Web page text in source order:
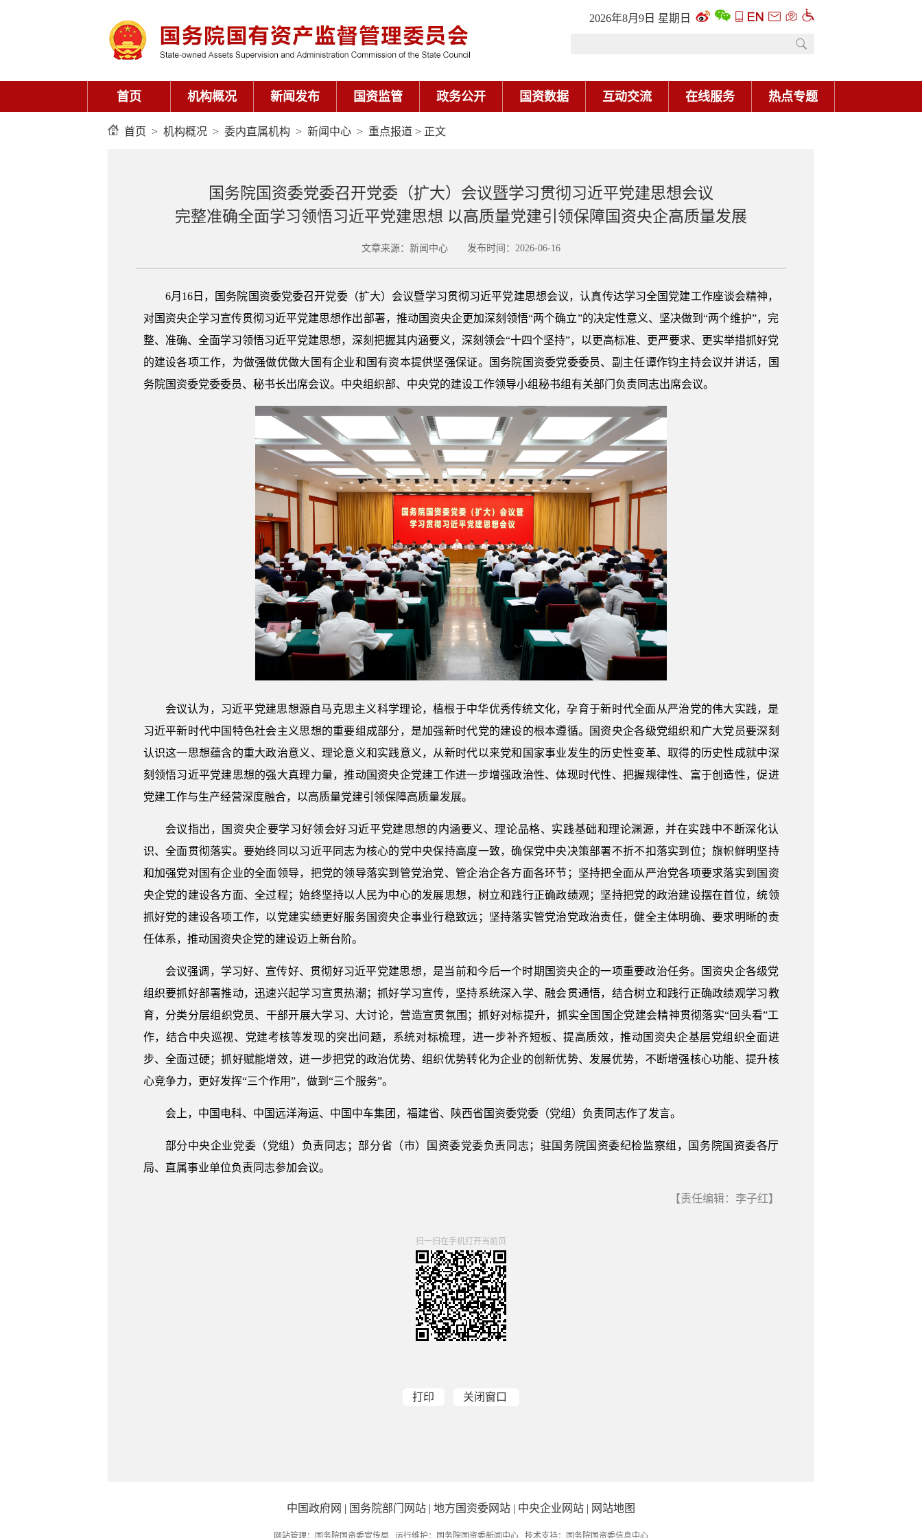
2026年8月9日 星期日
首页 机构概况 新闻发布 国资监管 政务公开 国资数据 互动交流 在线服务 热点专题
首页 > 机构概况 > 委内直属机构 > 新闻中心 > 重点报道 > 正文
国务院国资委党委召开党委（扩大）会议暨学习贯彻习近平党建思想会议
完整准确全面学习领悟习近平党建思想 以高质量党建引领保障国资央企高质量发展
文章来源：新闻中心 发布时间：2026-06-16
6月16日，国务院国资委党委召开党委（扩大）会议暨学习贯彻习近平党建思想会议，认真传达学习全国党建工作座谈会精神，
对国资央企学习宣传贯彻习近平党建思想作出部署，推动国资央企更加深刻领悟“两个确立”的决定性意义、坚决做到“两个维护”，完
整、准确、全面学习领悟习近平党建思想，深刻把握其内涵要义，深刻领会“十四个坚持”，以更高标准、更严要求、更实举措抓好党
的建设各项工作，为做强做优做大国有企业和国有资本提供坚强保证。国务院国资委党委委员、副主任谭作钧主持会议并讲话，国
务院国资委党委委员、秘书长出席会议。中央组织部、中央党的建设工作领导小组秘书组有关部门负责同志出席会议。
会议认为，习近平党建思想源自马克思主义科学理论，植根于中华优秀传统文化，孕育于新时代全面从严治党的伟大实践，是
习近平新时代中国特色社会主义思想的重要组成部分，是加强新时代党的建设的根本遵循。国资央企各级党组织和广大党员要深刻
认识这一思想蕴含的重大政治意义、理论意义和实践意义，从新时代以来党和国家事业发生的历史性变革、取得的历史性成就中深
刻领悟习近平党建思想的强大真理力量，推动国资央企党建工作进一步增强政治性、体现时代性、把握规律性、富于创造性，促进
党建工作与生产经营深度融合，以高质量党建引领保障高质量发展。
会议指出，国资央企要学习好领会好习近平党建思想的内涵要义、理论品格、实践基础和理论渊源，并在实践中不断深化认
识、全面贯彻落实。要始终同以习近平同志为核心的党中央保持高度一致，确保党中央决策部署不折不扣落实到位；旗帜鲜明坚持
和加强党对国有企业的全面领导，把党的领导落实到管党治党、管企治企各方面各环节；坚持把全面从严治党各项要求落实到国资
央企党的建设各方面、全过程；始终坚持以人民为中心的发展思想，树立和践行正确政绩观；坚持把党的政治建设摆在首位，统领
抓好党的建设各项工作，以党建实绩更好服务国资央企事业行稳致远；坚持落实管党治党政治责任，健全主体明确、要求明晰的责
任体系，推动国资央企党的建设迈上新台阶。
会议强调，学习好、宣传好、贯彻好习近平党建思想，是当前和今后一个时期国资央企的一项重要政治任务。国资央企各级党
组织要抓好部署推动，迅速兴起学习宣贯热潮；抓好学习宣传，坚持系统深入学、融会贯通悟，结合树立和践行正确政绩观学习教
育，分类分层组织党员、干部开展大学习、大讨论，营造宣贯氛围；抓好对标提升，抓实全国国企党建会精神贯彻落实“回头看”工
作，结合中央巡视、党建考核等发现的突出问题，系统对标梳理，进一步补齐短板、提高质效，推动国资央企基层党组织全面进
步、全面过硬；抓好赋能增效，进一步把党的政治优势、组织优势转化为企业的创新优势、发展优势，不断增强核心功能、提升核
心竞争力，更好发挥“三个作用”，做到“三个服务”。
会上，中国电科、中国远洋海运、中国中车集团，福建省、陕西省国资委党委（党组）负责同志作了发言。
部分中央企业党委（党组）负责同志；部分省（市）国资委党委负责同志；驻国务院国资委纪检监察组，国务院国资委各厅
局、直属事业单位负责同志参加会议。
【责任编辑：李子红】
扫一扫在手机打开当前页
打印 关闭窗口